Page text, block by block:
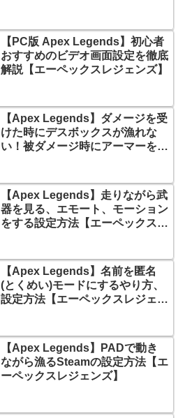
【PC版 Apex Legends】初心者
おすすめのビデオ画面設定を徹底
解説【エーペックスレジェンズ】
【Apex Legends】ダメージを受
けた時にデスボックスが漁れな
い！被ダメージ時にアーマーを抜
【Apex Legends】走りながら武
器を見る、エモート、モーション
をする設定方法【エーペックスレ
【Apex Legends】名前を匿名
(とくめい)モードにするやり方、
設定方法【エーペックスレジェン
【Apex Legends】PADで動き
ながら漁るSteamの設定方法【エ
ーペックスレジェンズ】